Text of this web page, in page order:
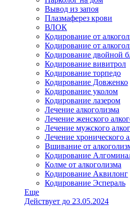
Вывод из запоя
Плазмаферез крови
ВЛОК
Кодирование от
Кодирование от
Кодирование двойной
Кодирование вивитрол
Кодирование торпедо
Кодирование Довженко
Кодирование уколом
Кодирование лазером
Лечение алкоголизма
Лечение женского
Лечение мужского
Лечение хронического
Вшивание от
Кодирование
Колме от алкоголизма
Кодирование Аквилонг
Кодирование Эспераль
Еще
Действует до 23.05.2024